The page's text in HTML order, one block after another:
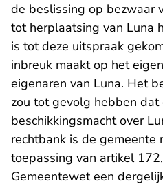
de beslissing op bezwaar
tot herplaatsing van Luna
is tot deze uitspraak
inbreuk maakt op het
eigenaren van Luna. Het
zou tot gevolg hebben
beschikkingsmacht over
rechtbank is de gemeente
toepassing van artikel
Gemeentewet een